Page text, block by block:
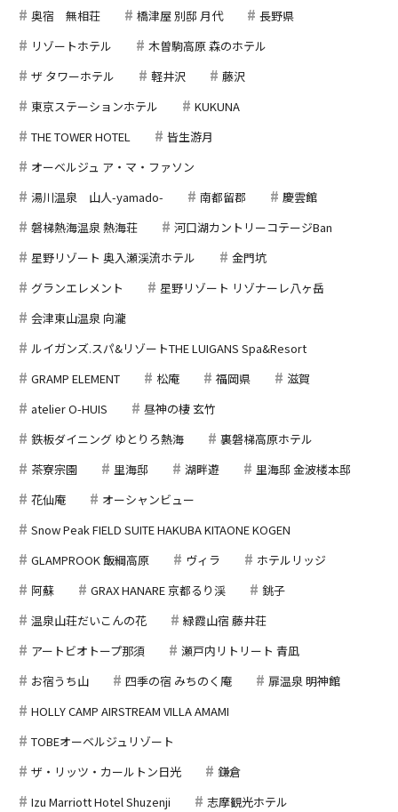
奥宿 無相荘
橋津屋 別邸 月代
長野県
リゾートホテル
木曽駒高原 森のホテル
ザ タワーホテル
軽井沢
藤沢
東京ステーションホテル
KUKUNA
THE TOWER HOTEL
皆生游月
オーベルジュ ア・マ・ファソン
湯川温泉 山人-yamado-
南都留郡
慶雲館
磐梯熱海温泉 熱海荘
河口湖カントリーコテージBan
星野リゾート 奥入瀬渓流ホテル
金門坑
グランエレメント
星野リゾート リゾナーレ八ヶ岳
会津東山温泉 向瀧
ルイガンズ.スパ&リゾートTHE LUIGANS Spa&Resort
GRAMP ELEMENT
松庵 福岡県
滋賀
atelier O-HUIS
昼神の棲 玄竹
鉄板ダイニング ゆとりろ熱海
裏磐梯高原ホテル
茶寮宗園
里海邸 湖畔遊
里海邸 金波楼本邸
花仙庵
オーシャンビュー
Snow Peak FIELD SUITE HAKUBA KITAONE KOGEN
GLAMPROOK 飯綱高原
ヴィラ
ホテルリッジ
阿蘇
GRAX HANARE 京都るり渓
銚子
温泉山荘だいこんの花
緑霞山宿 藤井荘
アートビオトープ那須
瀬戸内リトリート 青凪
お宿うち山
四季の宿 みちのく庵
扉温泉 明神館
HOLLY CAMP AIRSTREAM VILLA AMAMI
TOBEオーベルジュリゾート
ザ・リッツ・カールトン日光
鎌倉
Izu Marriott Hotel Shuzenji
志摩観光ホテル